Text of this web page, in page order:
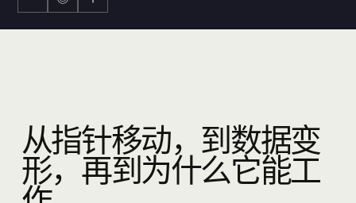
从指针移动，到数据变
形，再到为什么它能工